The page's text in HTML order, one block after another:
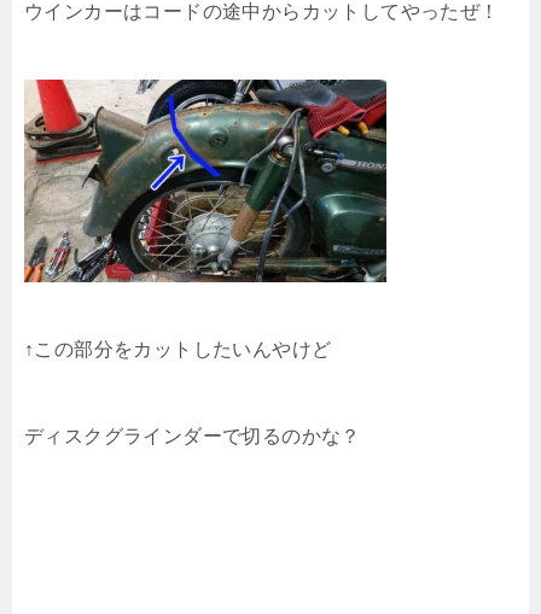
ウインカーはコードの途中からカットしてやったぜ！
↑この部分をカットしたいんやけど
ディスクグラインダーで切るのかな？